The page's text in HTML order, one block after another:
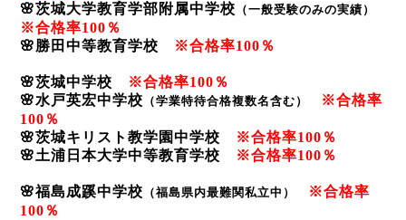
🌸茨城大学教育学部附属中学校 （一般受験のみの実績）
※合格率100％
🌸勝田中等教育学校
※合格率100％
🌸茨城中学校
※合格率100％
🌸水戸英宏中学校 （学業特待合格複数名含む）
※合格率
100％
🌸茨城キリスト教学園中学校
※合格率100％
🌸土浦日本大学中等教育学校
※合格率100％
🌸福島成蹊中学校 （福島県内最難関私立中）
※合格率
100％